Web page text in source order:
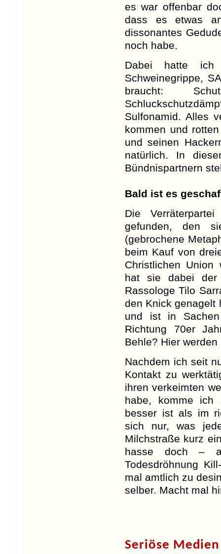
es war offenbar
dass es etwas
dissonantes
noch habe.
Dabei hatte ich
Schweinegrippe,
braucht:
Sulfonamid. Alles
kommen und
und seinen
natürlich. In
Bündnispartnern
Bald ist es
Die
gefunden, den
(gebrochene
beim Kauf von
Christlichen Union
hat sie dabei der
Rassologe Tilo
den Knick genagelt
und ist in Sachen
Richtung 70er
Behle? Hier
Nachdem ich seit
Kontakt zu
ihren verkeimten
habe, komme
besser ist als im
sich nur, was
Milchstraße kurz
hasse doch –
Todesdröhnung
mal amtlich zu
selber. Macht mal
Seriöse